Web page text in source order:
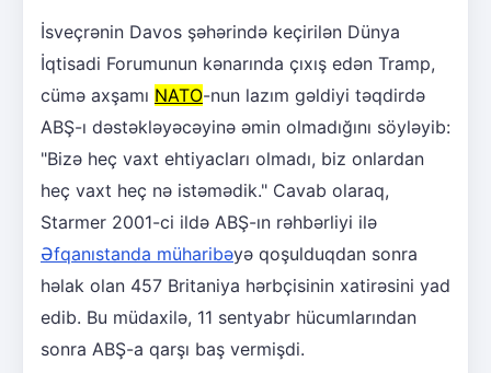
İsveçrənin Davos şəhərində keçirilən Dünya
İqtisadi Forumunun kənarında çıxış edən Tramp,
cümə axşamı NATO-nun lazım gəldiyi təqdirdə
ABŞ-ı dəstəkləyəcəyinə əmin olmadığını söyləyib:
"Bizə heç vaxt ehtiyacları olmadı, biz onlardan
heç vaxt heç nə istəmədik." Cavab olaraq,
Starmer 2001-ci ildə ABŞ-ın rəhbərliyi ilə
Əfqanıstanda müharibəyə qoşulduqdan sonra
həlak olan 457 Britaniya hərbçisinin xatirəsini yad
edib. Bu müdaxilə, 11 sentyabr hücumlarından
sonra ABŞ-a qarşı baş vermişdi.